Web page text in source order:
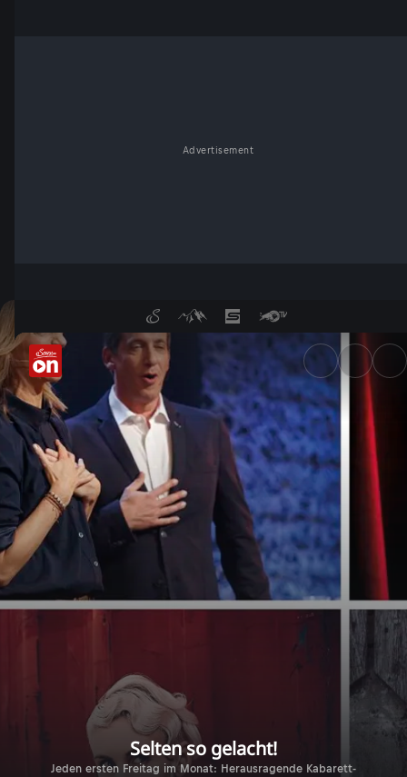
Advertisement
Selten so gelacht! - In der
Selten so gelacht!
Jeden ersten Freitag im Monat: Herausragende Kabarett-